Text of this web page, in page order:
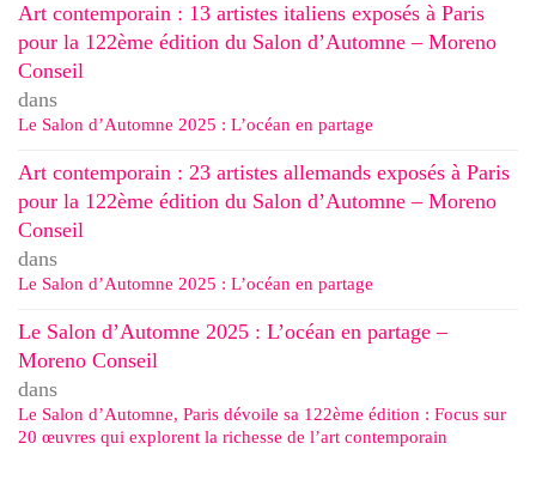
Art contemporain : 13 artistes italiens exposés à Paris
pour la 122ème édition du Salon d’Automne – Moreno
Conseil
dans
Le Salon d’Automne 2025 : L’océan en partage
Art contemporain : 23 artistes allemands exposés à Paris
pour la 122ème édition du Salon d’Automne – Moreno
Conseil
dans
Le Salon d’Automne 2025 : L’océan en partage
Le Salon d’Automne 2025 : L’océan en partage –
Moreno Conseil
dans
Le Salon d’Automne, Paris dévoile sa 122ème édition : Focus sur
20 œuvres qui explorent la richesse de l’art contemporain